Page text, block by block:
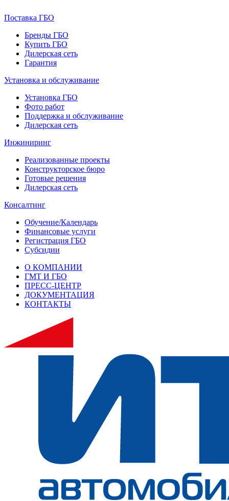
Поставка ГБО
Бренды ГБО
Купить ГБО
Дилерская сеть
Гарантия
Установка и обслуживание
Установка ГБО
Фото работ
Поддержка и обслуживание
Дилерская сеть
Инжиниринг
Реализованные проекты
Конструкторское бюро
Готовые решения
Дилерская сеть
Консалтинг
Обучение/Календарь
Финансовые услуги
Регистрация ГБО
Субсидии
О КОМПАНИИ
ГМТ И ГБО
ПРЕСС-ЦЕНТР
ДОКУМЕНТАЦИЯ
КОНТАКТЫ